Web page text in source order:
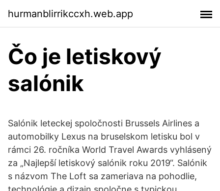
hurmanblirrikccxh.web.app
Čo je letiskový
salónik
Salónik leteckej spoločnosti Brussels Airlines a
automobilky Lexus na bruselskom letisku bol v
rámci 26. ročníka World Travel Awards vyhlásený
za „Najlepší letiskový salónik roku 2019“. Salónik
s názvom The Loft sa zameriava na pohodlie,